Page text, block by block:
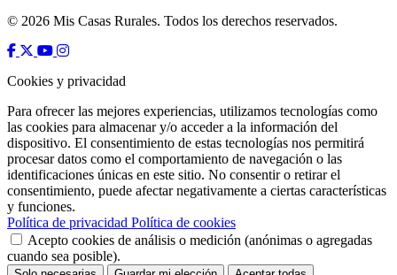
© 2026 Mis Casas Rurales. Todos los derechos reservados.
Cookies y privacidad
Para ofrecer las mejores experiencias, utilizamos tecnologías como
las cookies para almacenar y/o acceder a la información del
dispositivo. El consentimiento de estas tecnologías nos permitirá
procesar datos como el comportamiento de navegación o las
identificaciones únicas en este sitio. No consentir o retirar el
consentimiento, puede afectar negativamente a ciertas características
y funciones.
Política de privacidad Política de cookies
Acepto cookies de análisis o medición (anónimas o agregadas
cuando sea posible).